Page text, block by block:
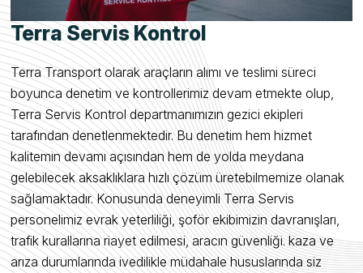
Terra Servis Kontrol
Terra Transport olarak araçların alımı ve teslimi süreci
boyunca denetim ve kontrollerimiz devam etmekte olup,
Terra Servis Kontrol departmanımızın gezici ekipleri
tarafından denetlenmektedir. Bu denetim hem hizmet
kalitemin devamı açısından hem de yolda meydana
gelebilecek aksaklıklara hızlı çözüm üretebilmemize olanak
sağlamaktadır. Konusunda deneyimli Terra Servis
personelimiz evrak yeterliliği, şoför ekibimizin davranışları,
trafik kurallarına riayet edilmesi, aracın güvenliği. kaza ve
arıza durumlarında ivedilikle müdahale hususlarında siz